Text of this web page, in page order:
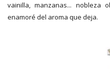
vainilla, manzanas... nobleza
enamoré del aroma que deja.